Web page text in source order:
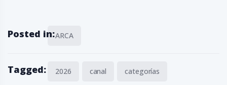
Posted in:ARCA
Tagged: 2026 canal categorías